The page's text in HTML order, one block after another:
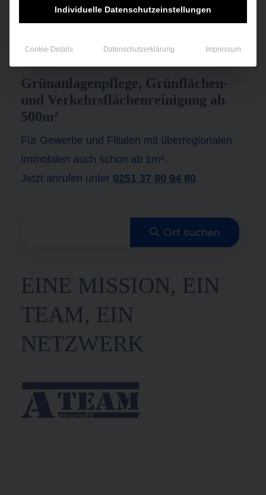
WINTERDIENST
AB 500M²
Grünanlagenpflege, Grünflächen-
und Verkehrsflächenreinigung ab
500m²
Für Gewerbe und Filialen mit überregionalen
Immobilen auch schon ab 1m².
Jetzt anrufen unter 0251 37 80 94 80.
EINE MISSION, EIN
TEAM, EIN
NETZWERK
Individuelle Datenschutzeinstellungen
Cookie-Details Datenschutzerklärung Impressum